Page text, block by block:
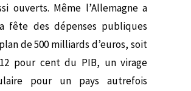
ouverts. Même l’Allemagne a
fête des dépenses publiques
de 500 milliards d’euros, soit
pour cent du PIB, un virage
pour un pays autrefois